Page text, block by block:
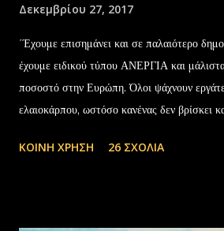
Δεκεμβρίου 27, 2017
΄Έχουμε επισημάνει και σε παλαιότερο
έχουμε ειδικού τύπου ΑΝΕΡΓΙΑ και
ποσοστό στην Ευρώπη. Όλοι ψάχνουν
ελαιοκάρπου, ωστόσο κανένας δεν βρίσκει
στην Ελλάδα, πάλι δεν μας φτάνουν. Στην
ΚΟΙΝΉ ΧΡΉΣΗ 26 ΣΧΌΛΙΑ